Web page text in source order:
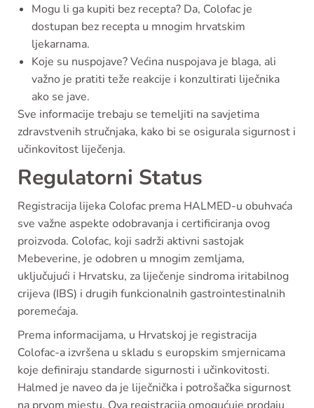
Mogu li ga kupiti bez recepta? Da, Colofac je
dostupan bez recepta u mnogim hrvatskim
ljekarnama.
Koje su nuspojave? Većina nuspojava je blaga, ali
važno je pratiti teže reakcije i konzultirati liječnika
ako se jave.
Sve informacije trebaju se temeljiti na savjetima
zdravstvenih stručnjaka, kako bi se osigurala sigurnost i
učinkovitost liječenja.
Regulatorni Status
Registracija lijeka Colofac prema HALMED-u obuhvaća
sve važne aspekte odobravanja i certificiranja ovog
proizvoda. Colofac, koji sadrži aktivni sastojak
Mebeverine, je odobren u mnogim zemljama,
uključujući i Hrvatsku, za liječenje sindroma iritabilnog
crijeva (IBS) i drugih funkcionalnih gastrointestinalnih
poremećaja.
Prema informacijama, u Hrvatskoj je registracija
Colofac-a izvršena u skladu s europskim smjernicama
koje definiraju standarde sigurnosti i učinkovitosti.
Halmed je naveo da je liječnička i potrošačka sigurnost